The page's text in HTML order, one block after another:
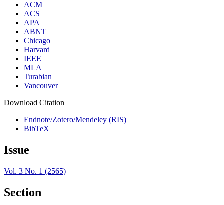
ACM
ACS
APA
ABNT
Chicago
Harvard
IEEE
MLA
Turabian
Vancouver
Download Citation
Endnote/Zotero/Mendeley (RIS)
BibTeX
Issue
Vol. 3 No. 1 (2565)
Section